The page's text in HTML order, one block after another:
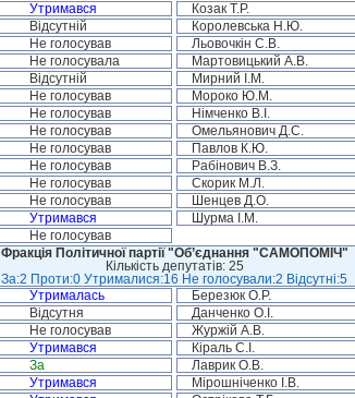
Утримався Козак Т.Р.
Відсутній Королевська Н.Ю.
Не голосував Льовочкін С.В.
Не голосувала Мартовицький А.В.
Відсутній Мирний І.М.
Не голосував Мороко Ю.М.
Не голосував Німченко В.І.
Не голосував Омельянович Д.С.
Не голосував Павлов К.Ю.
Не голосував Рабінович В.З.
Не голосував Скорик М.Л.
Не голосував Шенцев Д.О.
Утримався Шурма І.М.
Не голосував
Фракція Політичної партії "Об’єднання "САМОПОМІЧ"
Кількість депутатів: 25
За:2 Проти:0 Утрималися:16 Не голосували:2 Відсутні:5
Утрималась Березюк О.Р.
Відсутня Данченко О.І.
Не голосував Журжій А.В.
Утримався Кіраль С.І.
За Лаврик О.В.
Утримався Мірошніченко І.В.